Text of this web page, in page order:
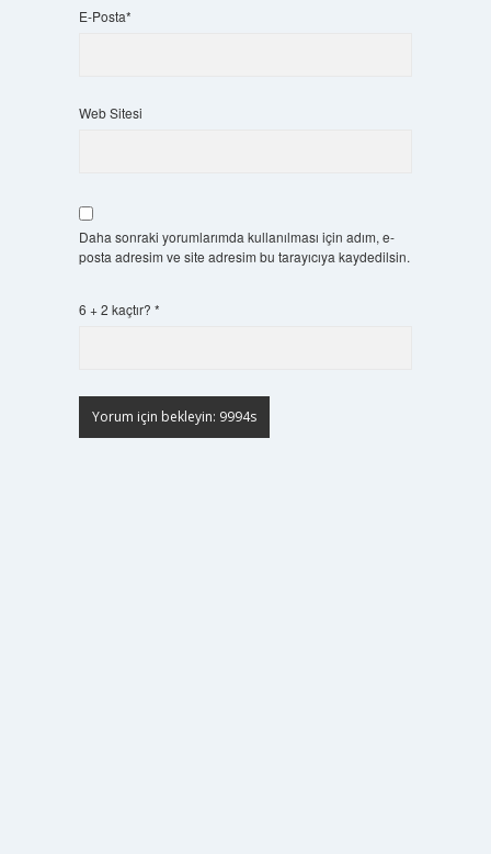
E-Posta*
Web Sitesi
Daha sonraki yorumlarımda kullanılması için adım, e-
posta adresim ve site adresim bu tarayıcıya kaydedilsin.
6 + 2 kaçtır? *